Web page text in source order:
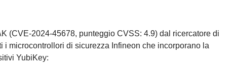
(CVE-2024-45678, punteggio CVSS: 4.9) dal ricercatore di
i microcontrollori di sicurezza Infineon che incorporano la
YubiKey: